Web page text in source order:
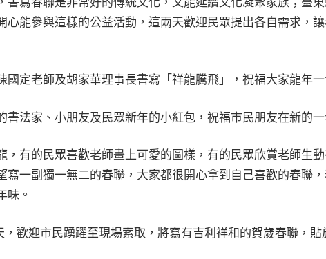
心能參與這樣的公益活動，這兩天歡迎民眾提出各自需求，
國定老師及胡家華理事長書寫「祥龍騰飛」，祝福大家龍年一
書法家、小朋友及民眾新年的小紅包，祝福市民朋友在新的一
，有的民眾喜歡老師畫上可愛的圖樣，有的民眾欣賞老師生
寫一副獨一無二的春聯，大家都很開心拿到自己喜歡的春聯
味。
歡迎市民踴躍至現場索取，將寫有吉利祥和的賀歲春聯，